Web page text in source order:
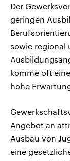
Der
geringen
sowie regional
komme oft
hohe
Angebot an
Ausbau von
eine